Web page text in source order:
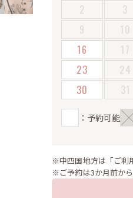
2
3
9
10
16
17
23
24
30
31
：予約可能
※中四国地方は「ご利
※ご予約は3か月前か